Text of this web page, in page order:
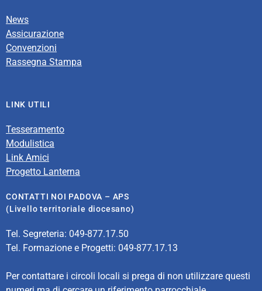
News
Assicurazione
Convenzioni
Rassegna Stampa
LINK UTILI
Tesseramento
Modulistica
Link Amici
Progetto Lanterna
CONTATTI NOI PADOVA – APS
(Livello territoriale diocesano)
Tel. Segreteria: 049-877.17.50
Tel. Formazione e Progetti: 049-877.17.13
Per contattare i circoli locali si prega di non utilizzare questi